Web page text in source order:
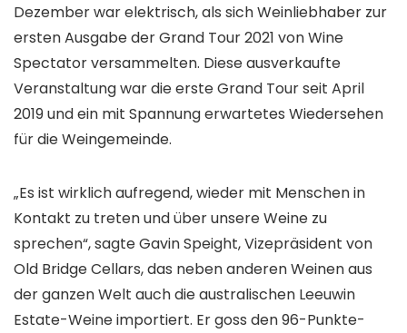
Dezember war elektrisch, als sich Weinliebhaber zur
ersten Ausgabe der Grand Tour 2021 von Wine
Spectator versammelten. Diese ausverkaufte
Veranstaltung war die erste Grand Tour seit April
2019 und ein mit Spannung erwartetes Wiedersehen
für die Weingemeinde.
„Es ist wirklich aufregend, wieder mit Menschen in
Kontakt zu treten und über unsere Weine zu
sprechen“, sagte Gavin Speight, Vizepräsident von
Old Bridge Cellars, das neben anderen Weinen aus
der ganzen Welt auch die australischen Leeuwin
Estate-Weine importiert. Er goss den 96-Punkte-